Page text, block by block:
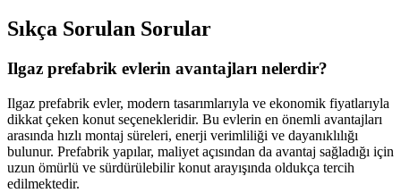
Sıkça Sorulan Sorular
Ilgaz prefabrik evlerin avantajları nelerdir?
Ilgaz prefabrik evler, modern tasarımlarıyla ve ekonomik fiyatlarıyla
dikkat çeken konut seçenekleridir. Bu evlerin en önemli avantajları
arasında hızlı montaj süreleri, enerji verimliliği ve dayanıklılığı
bulunur. Prefabrik yapılar, maliyet açısından da avantaj sağladığı için
uzun ömürlü ve sürdürülebilir konut arayışında oldukça tercih
edilmektedir.